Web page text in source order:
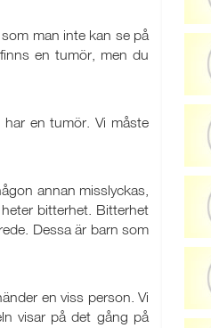
man inte kan se på
en tumör, men du
en tumör. Vi måste
annan misslyckas,
bitterhet. Bitterhet
Dessa är barn som
en viss person. Vi
visar på det gång på